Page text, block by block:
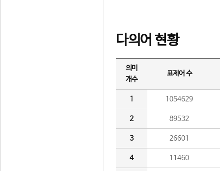
다의어 현황
의미
개수
표제어 수
1 1054629
2 89532
3 26601
4 11460